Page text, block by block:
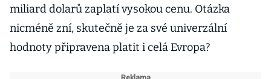
miliard dolarů zaplatí vysokou cenu. Otázka
nicméně zní, skutečně je za své univerzální
hodnoty připravena platit i celá Evropa?